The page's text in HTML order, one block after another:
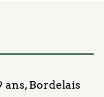
ans, Bordelais